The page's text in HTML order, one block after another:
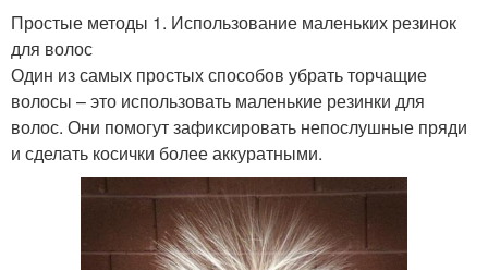
Простые методы 1. Использование маленьких резинок
для волос
Один из самых простых способов убрать торчащие
волосы – это использовать маленькие резинки для
волос. Они помогут зафиксировать непослушные пряди
и сделать косички более аккуратными.